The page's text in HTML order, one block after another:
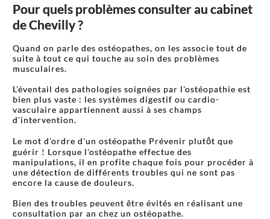
Pour quels problèmes consulter au cabinet
de Chevilly ?
Quand on parle des ostéopathes, on les associe tout de
suite à tout ce qui touche au soin des problèmes
musculaires.
L'éventail des pathologies soignées par l'ostéopathie est
bien plus vaste : les systèmes digestif ou cardio-
vasculaire appartiennent aussi à ses champs
d'intervention.
Le mot d'ordre d'un ostéopathe Prévenir plutôt que
guérir ! Lorsque l'ostéopathe effectue des
manipulations, il en profite chaque fois pour procéder à
une détection de différents troubles qui ne sont pas
encore la cause de douleurs.
Bien des troubles peuvent être évités en réalisant une
consultation par an chez un ostéopathe.